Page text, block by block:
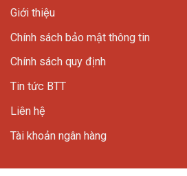
Giới thiệu
Chính sách bảo mật thông tin
Chính sách quy định
Tin tức BTT
Liên hệ
Tài khoản ngân hàng